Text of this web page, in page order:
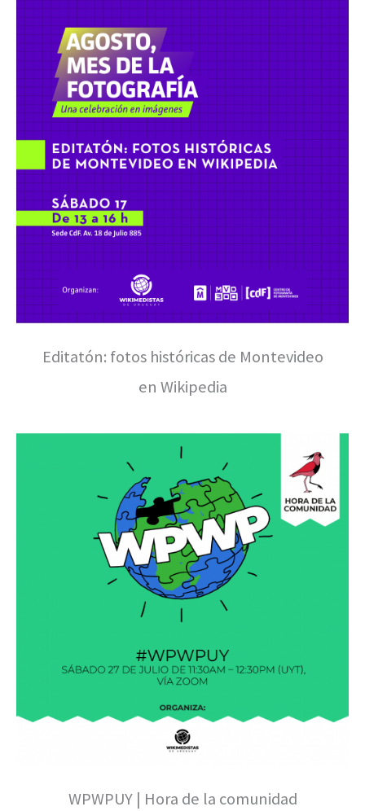
Editatón: fotos históricas de Montevideo
en Wikipedia
WPWPUY | Hora de la comunidad